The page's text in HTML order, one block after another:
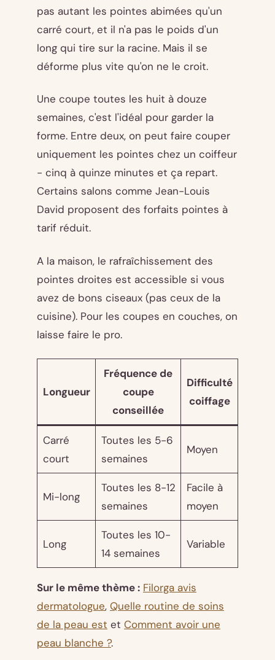
pas autant les pointes abimées qu'un
carré court, et il n'a pas le poids d'un
long qui tire sur la racine. Mais il se
déforme plus vite qu'on ne le croit.
Une coupe toutes les huit à douze
semaines, c'est l'idéal pour garder la
forme. Entre deux, on peut faire couper
uniquement les pointes chez un coiffeur
- cinq à quinze minutes et ça repart.
Certains salons comme Jean-Louis
David proposent des forfaits pointes à
tarif réduit.
A la maison, le rafraîchissement des
pointes droites est accessible si vous
avez de bons ciseaux (pas ceux de la
cuisine). Pour les coupes en couches, on
laisse faire le pro.
Longueur
Fréquence de
coupe
conseillée
Difficulté
coiffage
Carré
court
Toutes les 5-6
semaines
Moyen
Mi-long
Toutes les 8-12
semaines
Facile à
moyen
Long
Toutes les 10-
14 semaines
Variable
Sur le même thème : Filorga avis
dermatologue, Quelle routine de soins
de la peau est et Comment avoir une
peau blanche ?.